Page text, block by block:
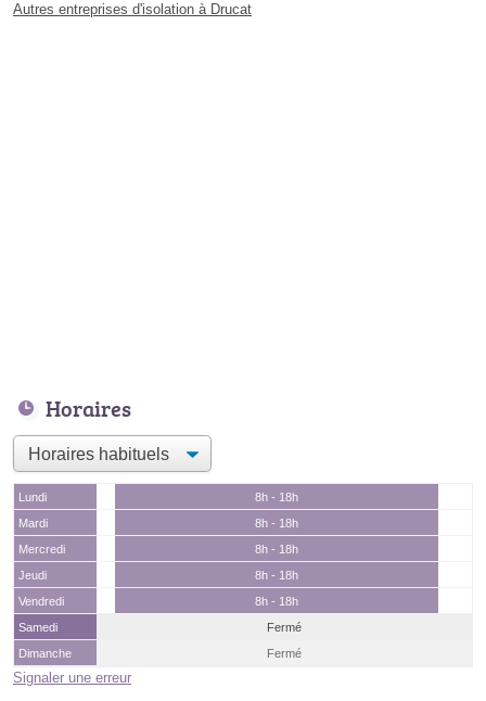
Autres entreprises d'isolation à Drucat
Horaires
Lundi
8h - 18h
Mardi
8h - 18h
Mercredi
8h - 18h
Jeudi
8h - 18h
Vendredi
8h - 18h
Samedi
Fermé
Dimanche
Fermé
Signaler une erreur